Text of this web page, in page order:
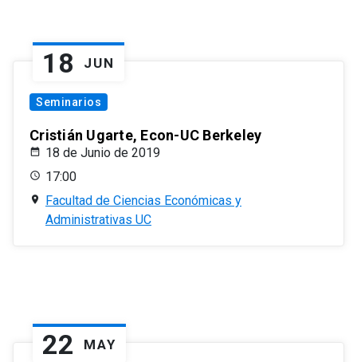
18 JUN
Seminarios
Cristián Ugarte, Econ-UC Berkeley
18 de Junio de 2019
17:00
Facultad de Ciencias Económicas y
Administrativas UC
22 MAY